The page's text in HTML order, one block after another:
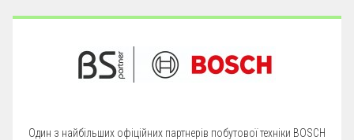
Один з найбільших офіційних партнерів побутової техніки BOSCH